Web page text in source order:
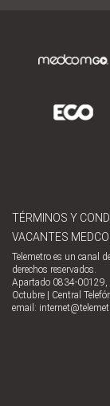
TÉRMINOS Y
VACANTES
Telemetro es un canal
derechos reservados.
Apartado 0834-00129,
Octubre | Central
email: